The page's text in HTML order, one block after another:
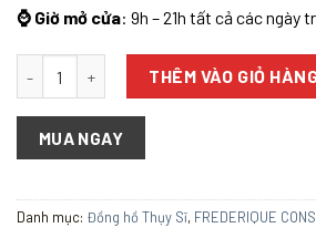
⌚ Giờ mở cửa: 9h – 21h tất cả các ngày
THÊM VÀO GIỎ
MUA NGAY
Danh mục: Đồng hồ Thụy Sĩ, FREDERIQUE